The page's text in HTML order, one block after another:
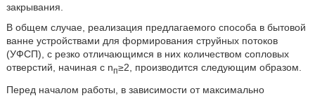
закрывания.
В общем случае, реализация предлагаемого способа в бытовой
ванне устройствами для формирования струйных потоков
(УФСП), с резко отличающимся в них количеством сопловых
отверстий, начиная с nп≥2, производится следующим образом.
Перед началом работы, в зависимости от максимально